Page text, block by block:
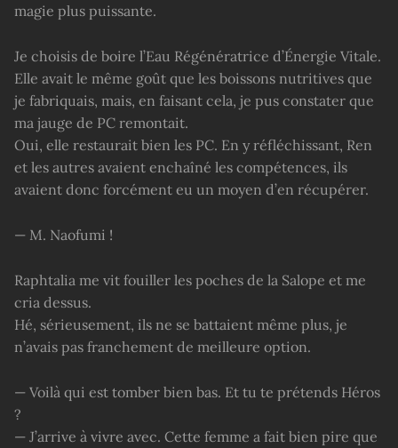
magie plus puissante.
Je choisis de boire l’Eau Régénératrice d’Énergie Vitale.
Elle avait le même goût que les boissons nutritives que
je fabriquais, mais, en faisant cela, je pus constater que
ma jauge de PC remontait.
Oui, elle restaurait bien les PC. En y réfléchissant, Ren
et les autres avaient enchaîné les compétences, ils
avaient donc forcément eu un moyen d’en récupérer.
— M. Naofumi !
Raphtalia me vit fouiller les poches de la Salope et me
cria dessus.
Hé, sérieusement, ils ne se battaient même plus, je
n’avais pas franchement de meilleure option.
— Voilà qui est tomber bien bas. Et tu te prétends Héros
?
— J’arrive à vivre avec. Cette femme a fait bien pire que